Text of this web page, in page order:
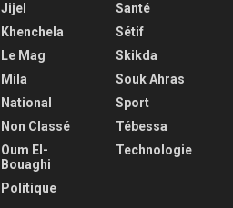
Jijel
Khenchela
Le Mag
Mila
National
Non Classé
Oum El-
Bouaghi
Politique
Santé
Sétif
Skikda
Souk Ahras
Sport
Tébessa
Technologie